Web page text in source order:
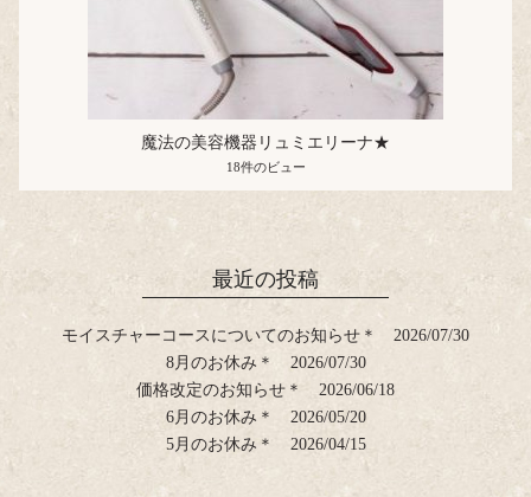
魔法の美容機器リュミエリーナ★
18件のビュー
最近の投稿
モイスチャーコースについてのお知らせ＊
2026/07/30
8月のお休み＊
2026/07/30
価格改定のお知らせ＊
2026/06/18
6月のお休み＊
2026/05/20
5月のお休み＊
2026/04/15